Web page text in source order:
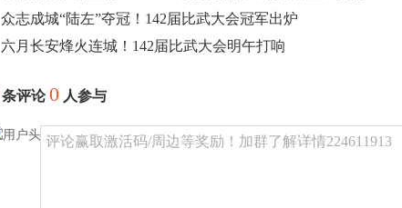
众志成城“陆左”夺冠！142届比武大会冠军出炉
六月长安烽火连城！142届比武大会明午打响
条评论0 人参与
评论赢取激活码/周边等奖励！加群了解详情224611913